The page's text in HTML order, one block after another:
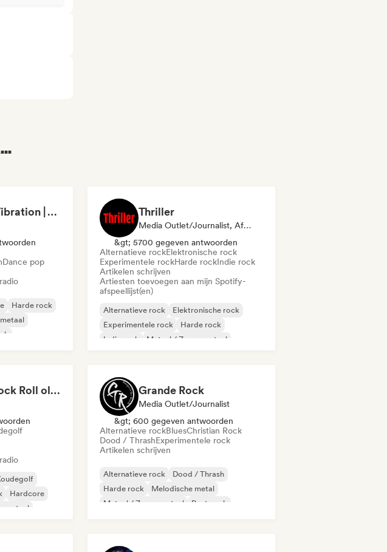
Rock'n'Roll Vibration | Alternativa Rock
Dance pop
Harde rock
Thriller
Media Outlet/Journalist, Afspeellijst Curator
&gt; 5700 gegeven antwoorden
Alternatieve rockElektronische rock
Experimentele rockHarde rockIndie rock
Artikelen schrijven
Artiesten toevoegen aan mijn Spotify-
afspeellijst(en)
Alternatieve rock
Elektronische rock
Experimentele rock
Harde rock
Indie rock
Metaal / Zwaar metaal
Web rádio Rock Roll old School
Hardcore
metaal
Grande Rock
Media Outlet/Journalist
&gt; 600 gegeven antwoorden
Alternatieve rockBluesChristian Rock
Dood / ThrashExperimentele rock
Artikelen schrijven
Alternatieve rock
Dood / Thrash
Harde rock
Melodische metal
Metaal / Zwaar metaal
Post punk